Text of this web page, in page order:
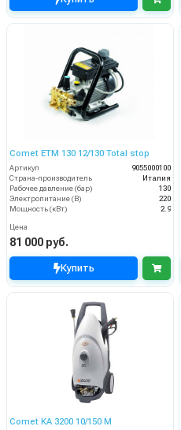
Comet ETM 130 12/130 Total stop
Артикул
9055000100
Страна-производитель
Италия
Рабочее давление (бар)
130
Электропитание (В)
220
Мощность (кВт)
2.9
Цена
81 000 руб.
Купить
Comet KA 3200 10/150 M